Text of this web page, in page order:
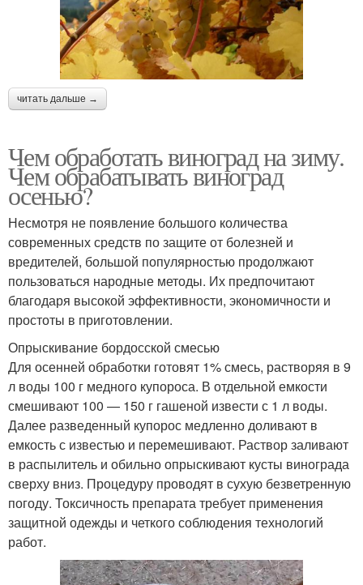
читать дальше →
Чем обработать виноград на зиму.
Чем обрабатывать виноград
осенью?
Несмотря не появление большого количества
современных средств по защите от болезней и
вредителей, большой популярностью продолжают
пользоваться народные методы. Их предпочитают
благодаря высокой эффективности, экономичности и
простоты в приготовлении.
Опрыскивание бордосской смесью
Для осенней обработки готовят 1% смесь, растворяя в 9
л воды 100 г медного купороса. В отдельной емкости
смешивают 100 — 150 г гашеной извести с 1 л воды.
Далее разведенный купорос медленно доливают в
емкость с известью и перемешивают. Раствор заливают
в распылитель и обильно опрыскивают кусты винограда
сверху вниз. Процедуру проводят в сухую безветренную
погоду. Токсичность препарата требует применения
защитной одежды и четкого соблюдения технологий
работ.